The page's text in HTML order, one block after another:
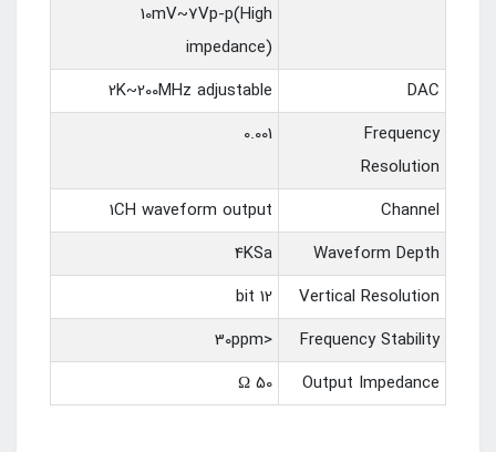
10mV~7Vp-p(High
impedance)
DAC
2K~200MHz adjustable
Frequency
Resolution
0.001
Channel
1CH waveform output
Waveform Depth
4KSa
Vertical Resolution
12 bit
Frequency Stability
<30ppm
Output Impedance
50 Ω